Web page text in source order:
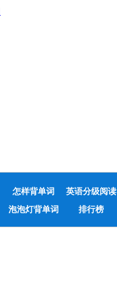
怎样背单词 英语分级阅读
泡泡灯背单词 排行榜